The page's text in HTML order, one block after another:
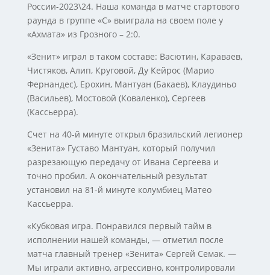
России-2023\24. Наша команда в матче стартового
раунда в группе «С» выиграла на своем поле у
«Ахмата» из Грозного – 2:0.
«Зенит» играл в таком составе: Васютин, Караваев,
Чистяков, Алип, Круговой, Ду Кейрос (Марио
Фернандес), Ерохин, Мантуан (Бакаев), Клаудиньо
(Васильев), Мостовой (Коваленко), Сергеев
(Кассьерра).
Счет на 40-й минуте открыл бразильский легионер
«Зенита» Густаво Мантуан, который получил
разрезающую передачу от Ивана Сергеева и
точно пробил. А окончательный результат
установил на 81-й минуте колумбиец Матео
Кассьерра.
«Кубковая игра. Понравился первый тайм в
исполнении нашей команды, — отметил после
матча главный тренер «Зенита» Сергей Семак. —
Мы играли активно, агрессивно, контролировали